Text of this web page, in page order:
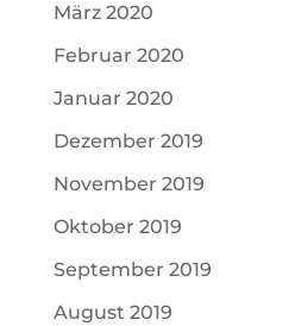
März 2020
Februar 2020
Januar 2020
Dezember 2019
November 2019
Oktober 2019
September 2019
August 2019